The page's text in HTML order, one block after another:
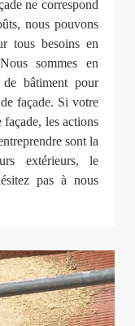
ne correspond
nous pouvons
tous besoins en
sommes en
bâtiment pour
façade. Si votre
les actions
sont la
extérieurs, le
pas à nous